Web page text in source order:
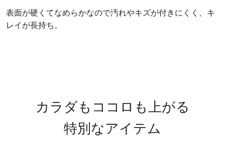
表面が硬くてなめらかなので汚れやキズが付きにくく、キ
レイが長持ち。
カラダもココロも上がる
特別なアイテム